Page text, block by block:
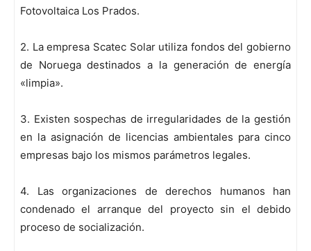
Fotovoltaica Los Prados.
2. La empresa Scatec Solar utiliza fondos del gobierno
de Noruega destinados a la generación de energía
«limpia».
3. Existen sospechas de irregularidades de la gestión
en la asignación de licencias ambientales para cinco
empresas bajo los mismos parámetros legales.
4. Las organizaciones de derechos humanos han
condenado el arranque del proyecto sin el debido
proceso de socialización.